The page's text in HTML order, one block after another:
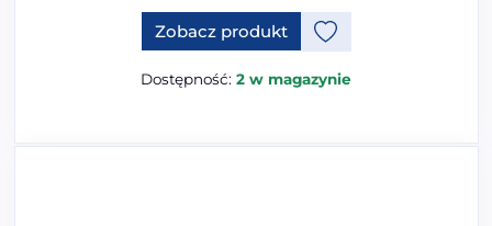
Zobacz produktTen produkt ma opcje, które
Dostępność: 2 w magazynie